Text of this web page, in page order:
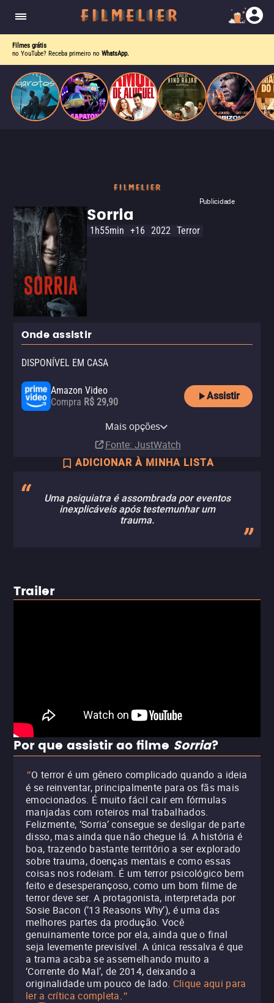
Filmes grátis
no YouTube? Receba primeiro no WhatsApp.
Publicidade
Sorria
1h55min +16 2022 Terror
Onde assistir
DISPONÍVEL EM CASA
Amazon Video
Compra R$ 29,90
Assistir
R$ 29,90
Mais opções
Fonte: JustWatch
ADICIONAR À MINHA LISTA
Uma psiquiatra é assombrada por eventos
inexplicáveis após testemunhar um
trauma.
Trailer
Por que assistir ao filme Sorria?
"O terror é um gênero complicado quando a ideia
é se reinventar, principalmente para os fãs mais
emocionados. É muito fácil cair em fórmulas
manjadas com roteiros mal trabalhados.
Felizmente, ‘Sorria’ consegue se desligar de parte
disso, mas ainda que não chegue lá. A história é
boa, trazendo bastante território a ser explorado
sobre trauma, doenças mentais e como essas
coisas nos rodeiam. É um terror psicológico bem
feito e desesperançoso, como um bom filme de
terror deve ser. A protagonista, interpretada por
Sosie Bacon (’13 Reasons Why’), é uma das
melhores partes da produção. Você
genuinamente torce por ela, ainda que o final
seja levemente previsível. A única ressalva é que
a trama acaba se assemelhando muito a
‘Corrente do Mal’, de 2014, deixando a
originalidade um pouco de lado. Clique aqui para
ler a crítica completa."
aceitação.